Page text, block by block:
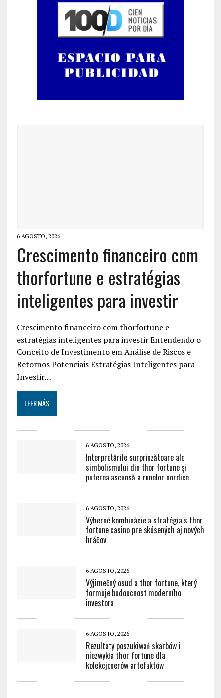
6 AGOSTO, 2026
Crescimento financeiro com
thorfortune e estratégias
inteligentes para investir
Crescimento financeiro com thorfortune e
estratégias inteligentes para investir Entendendo o
Conceito de Investimento em Análise de Riscos e
Retornos Potenciais Estratégias Inteligentes para
Investir…
LEER MÁS
6 AGOSTO, 2026
Interpretările surprinzătoare ale
simbolismului din thor fortune și
puterea ascunsă a runelor nordice
6 AGOSTO, 2026
Výherné kombinácie a stratégia s thor
fortune casino pre skúsených aj nových
hráčov
6 AGOSTO, 2026
Výjimečný osud a thor fortune, který
formuje budoucnost moderního
investora
6 AGOSTO, 2026
Rezultaty poszukiwań skarbów i
niezwykła thor fortune dla
kolekcjonerów artefaktów